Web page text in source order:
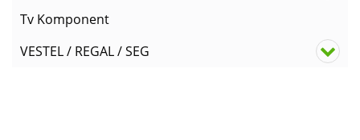
Tv Komponent
VESTEL / REGAL / SEG